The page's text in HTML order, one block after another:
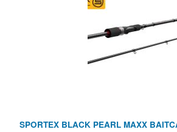
SPORTEX BLACK PEARL MAXX